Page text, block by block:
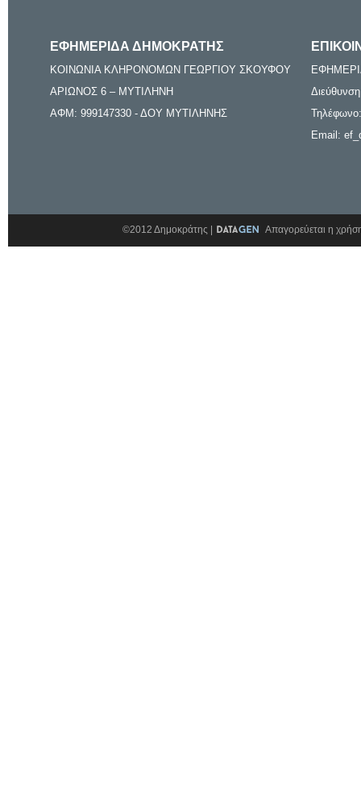
ΕΦΗΜΕΡΙΔΑ ΔΗΜΟΚΡΑΤΗΣ
ΚΟΙΝΩΝΙΑ ΚΛΗΡΟΝΟΜΩΝ ΓΕΩΡΓΙΟΥ ΣΚΟΥΦΟΥ
ΑΡΙΩΝΟΣ 6 – ΜΥΤΙΛΗΝΗ
ΑΦΜ: 999147330 - ΔΟΥ ΜΥΤΙΛΗΝΗΣ
Email:
©2012 Δημοκράτης | Απαγορεύεται η